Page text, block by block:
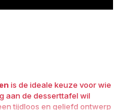
is de ideale keuze voor wie
aan de desserttafel wil
tijdloos en geliefd ontwerp